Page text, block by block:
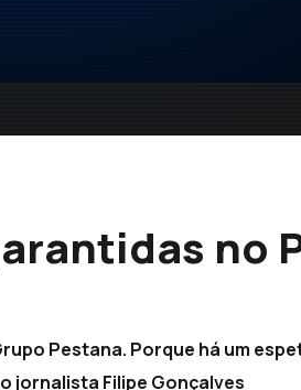
no
Pestana. Porque há um
jornalista Filipe Gonçalves